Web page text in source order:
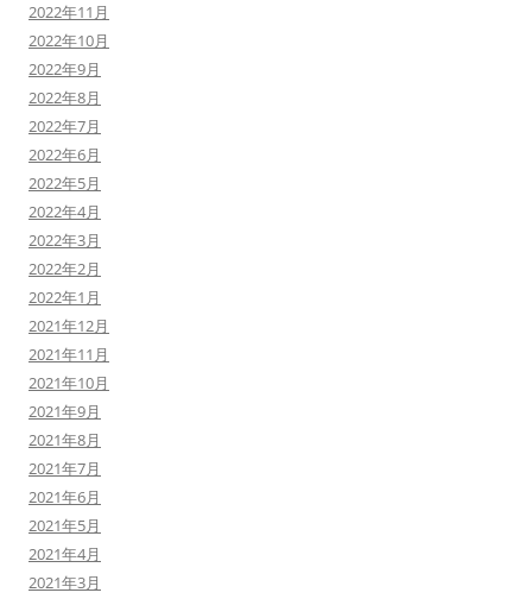
2022年11月
2022年10月
2022年9月
2022年8月
2022年7月
2022年6月
2022年5月
2022年4月
2022年3月
2022年2月
2022年1月
2021年12月
2021年11月
2021年10月
2021年9月
2021年8月
2021年7月
2021年6月
2021年5月
2021年4月
2021年3月